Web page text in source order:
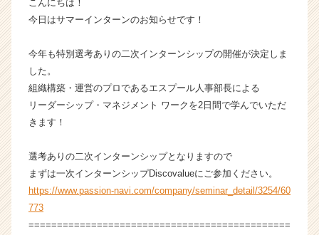
ス
ル
タ
イ
|
ベ
チ
こんにちは！
今日はサマーインターンのお知らせです！
今年も特別選考ありの二次インターンシップの開催が決定しま
した。
組織構築・運営のプロであるエスプール人事部長による
リーダーシップ・マネジメント ワークを2日間で学んでいただ
きます！
選考ありの二次インターンシップとなりますので
まずは一次インターンシップDiscovalueにご参加ください。
https://www.passion-navi.com/company/seminar_detail/3254/60
773
==============================================